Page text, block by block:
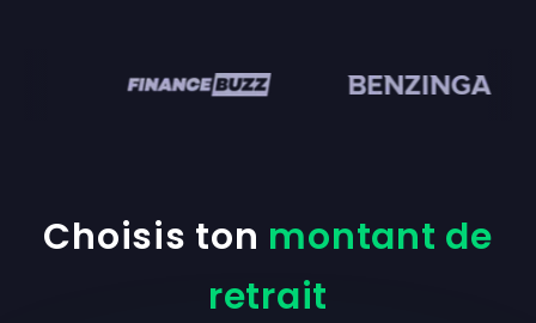
Choisis ton montant de
retrait